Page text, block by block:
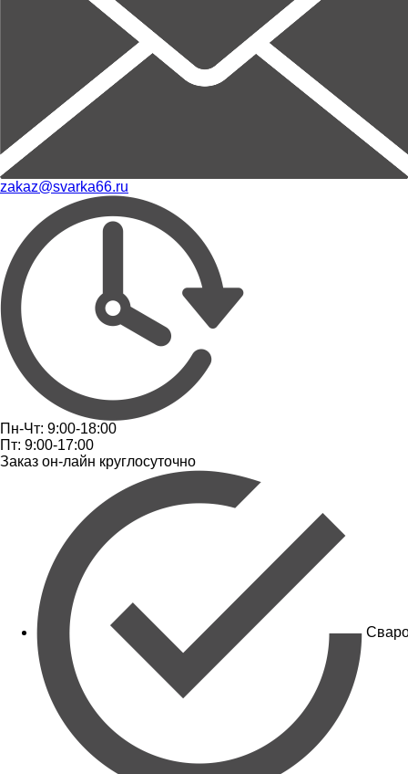
zakaz@svarka66.ru
Пн-Чт: 9:00-18:00
Пт: 9:00-17:00
Заказ он-лайн круглосуточно